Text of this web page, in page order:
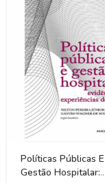
Políticas Públicas E
Gestão Hospitalar: